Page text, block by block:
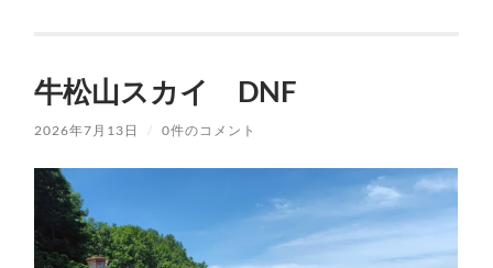
牛松山スカイ DNF
2026年7月13日 / 0件のコメント